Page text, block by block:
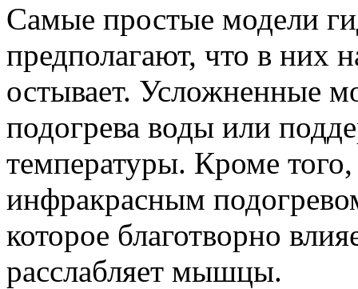
Самые простые модели
предполагают, что в них
остывает. Усложненные
подогрева воды или
температуры. Кроме
инфракрасным
которое благотворно
расслабляет мышцы.